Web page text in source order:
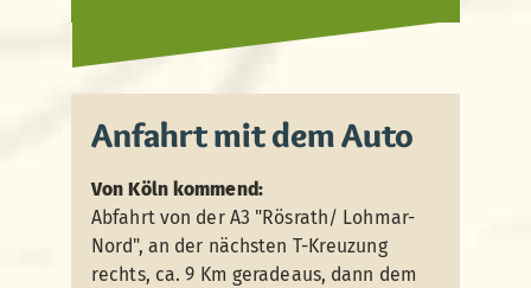
Anfahrt mit dem Auto
Von Köln kommend:
Abfahrt von der A3 "Rösrath/ Lohmar-
Nord", an der nächsten T-Kreuzung
rechts, ca. 9 Km geradeaus, dann dem